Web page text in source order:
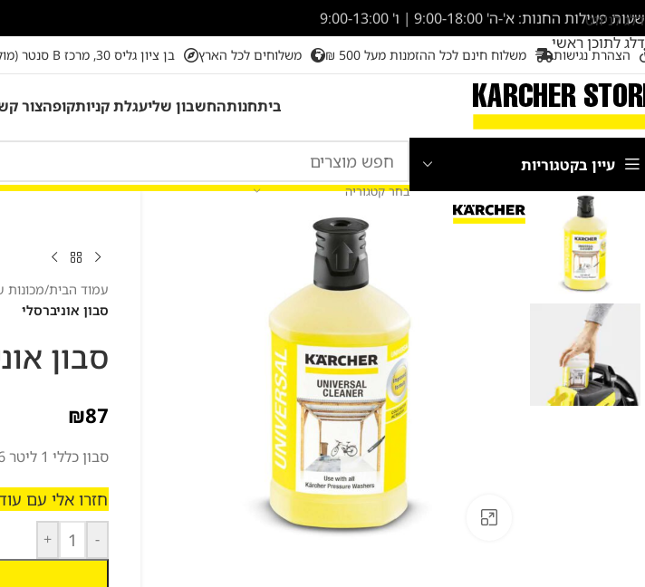
דלג לניווט
דלג לתוכן ראשי
שעות פעילות החנות: א'-ה' 9:00-18:00 | ו' 9:00-13:00
הצהרת נגישות משלוח חינם לכל ההזמנות מעל 500 ₪ משלוחים לכל הארץ בן ציון גליס 30, מרכז B סנטר (מול רוזן אנד מינץ), פתח תקווה
ביתחנותהחשבון שליעגלת קניותקופהצור
עיין בקטגוריות
בחר קטגוריה
לחצו להגדלה
עמוד הבית/
סבון אוניברסלי
סבון
₪87
סבון כללי 1 ליטר RM 626
חזרו אלי עם
-
+